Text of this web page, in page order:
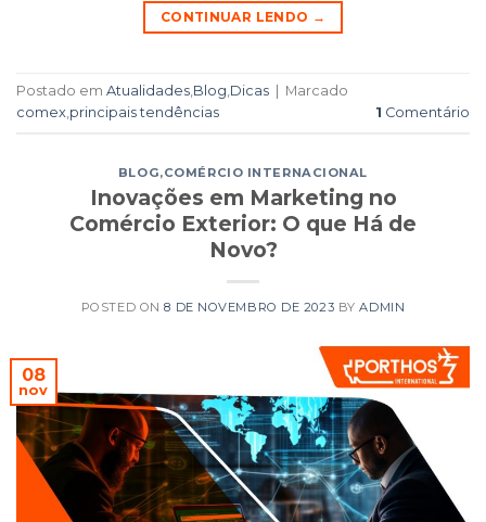
CONTINUAR LENDO →
Postado em Atualidades,Blog,Dicas
Marcado
comex,principais tendências 1 Comentário
BLOG,COMÉRCIO INTERNACIONAL
Inovações em Marketing no
Comércio Exterior: O que Há de
Novo?
POSTED ON8 DE NOVEMBRO DE 2023 BYADMIN
08
nov